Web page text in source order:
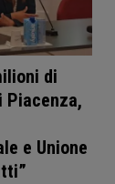
di
Piacenza,
e Unione